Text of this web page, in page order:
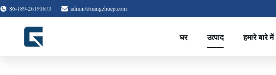
86-189-26191673 admin@mingzhuep.com
घर उत्पाद हमारे बारे में